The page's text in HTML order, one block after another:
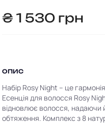
₴1 530 грн
ОПИС
Набір Rosy Night – це
Есенція для волосся Rosy
відновлює волосся, надаючи
обтяження. Комплекс з 8